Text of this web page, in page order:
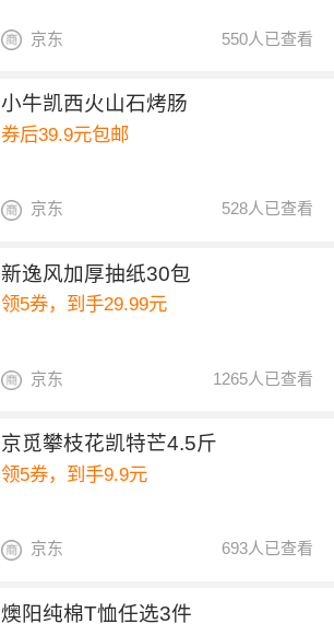
550人已查看
京东
小牛凯西火山石烤肠
券后39.9元包邮
528人已查看
京东
新逸风加厚抽纸30包
领5券，到手29.99元
1265人已查看
京东
京觅攀枝花凯特芒4.5斤
领5券，到手9.9元
693人已查看
京东
燠阳纯棉T恤任选3件